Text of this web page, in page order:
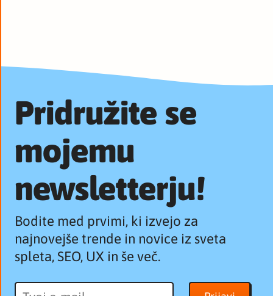
Pridružite se
mojemu
newsletterju!
Bodite med prvimi, ki izvejo za
najnovejše trende in novice iz sveta
spleta, SEO, UX in še več.